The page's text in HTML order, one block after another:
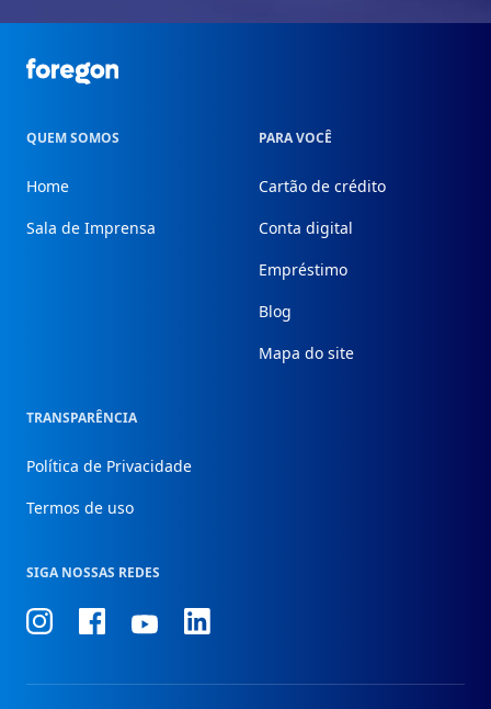
Foregon.com
QUEM SOMOS
Home
Sala de Imprensa
PARA VOCÊ
Cartão de crédito
Conta digital
Empréstimo
Blog
Mapa do site
TRANSPARÊNCIA
Política de Privacidade
Termos de uso
SIGA NOSSAS REDES
ConheçaConheçaConheçaConheça